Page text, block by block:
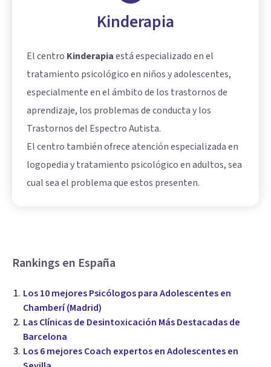
Kinderapia
El centro Kinderapiaestá especializado en el
tratamiento psicológico en niños y adolescentes,
especialmente en el ámbito de los trastornos de
aprendizaje, los problemas de conducta y los
Trastornos del Espectro Autista.
El centro también ofrece atención especializada en
logopedia y tratamiento psicológico en adultos, sea
cual sea el problema que estos presenten.
Rankings en España
Los 10 mejores Psicólogos para Adolescentes en
Chamberí (Madrid)
Las Clínicas de Desintoxicación Más Destacadas de
Barcelona
Los 6 mejores Coach expertos en Adolescentes en